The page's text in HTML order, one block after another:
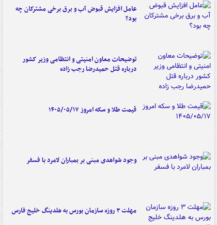
عامل افزایش قبوض آب و برق برخی مشترکان چه
بود؟
توضیحات معاون امنیتی و انتظامی وزیر کشور
درباره قتل حمیدرضا رجب زاده
قیمت طلا و سکه امروز ۱۴۰۵/۰۵/۱۷
وجود شواهدی مبنی بر بمباران لامرد با فسفر
مهلت ۳ روزه سازمان بورس به هلدینگ خلیج فارس